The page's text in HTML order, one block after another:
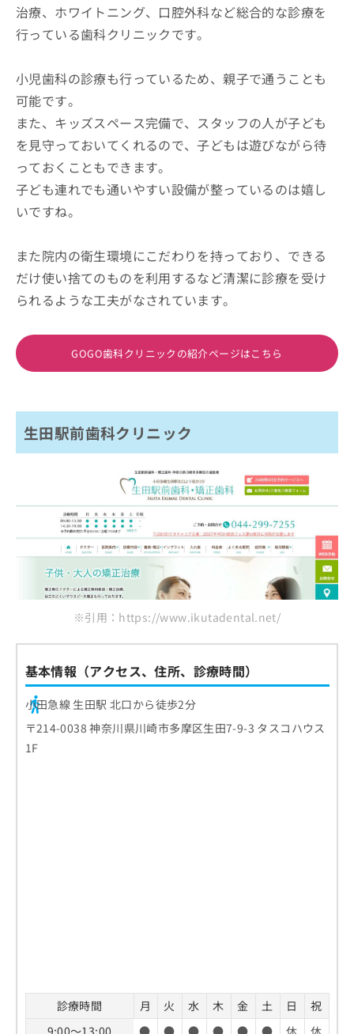
治療、ホワイトニング、口腔外科など総合的な診療を
行っている歯科クリニックです。
小児歯科の診療も行っているため、親子で通うことも
可能です。
また、キッズスペース完備で、スタッフの人が子ども
を見守っておいてくれるので、子どもは遊びながら待
っておくこともできます。
子ども連れでも通いやすい設備が整っているのは嬉し
いですね。
また院内の衛生環境にこだわりを持っており、できる
だけ使い捨てのものを利用するなど清潔に診療を受け
られるような工夫がなされています。
GOGO歯科クリニックの紹介ページはこちら
生田駅前歯科クリニック
※引用：https://www.ikutadental.net/
基本情報（アクセス、住所、診療時間）
小田急線 生田駅 北口から徒歩2分
〒214-0038 神奈川県川崎市多摩区生田7-9-3 タスコハウス
1F
診療時間 月 火 水 木 金 土 日
祝